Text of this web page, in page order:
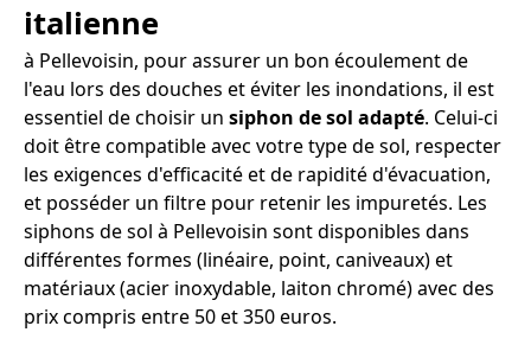
italienne
à Pellevoisin, pour assurer un bon écoulement de
l'eau lors des douches et éviter les inondations, il est
essentiel de choisir un siphon de sol adapté. Celui-ci
doit être compatible avec votre type de sol, respecter
les exigences d'efficacité et de rapidité d'évacuation,
et posséder un filtre pour retenir les impuretés. Les
siphons de sol à Pellevoisin sont disponibles dans
différentes formes (linéaire, point, caniveaux) et
matériaux (acier inoxydable, laiton chromé) avec des
prix compris entre 50 et 350 euros.